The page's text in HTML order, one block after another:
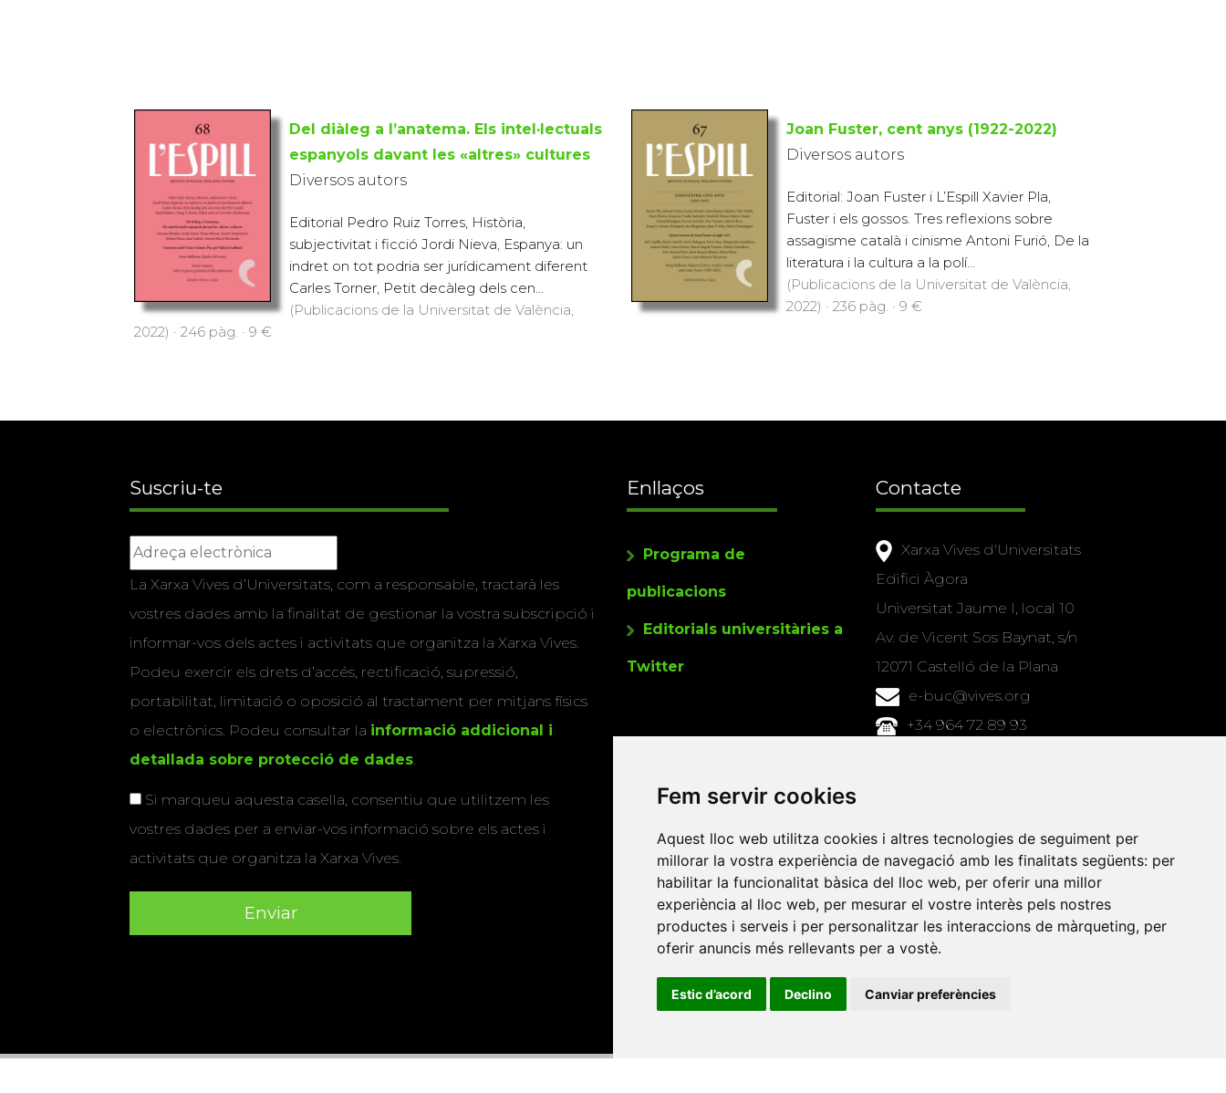
Fem servir cookies
Aquest lloc web utilitza cookies i altres tecnologies de seguiment per
millorar la vostra experiència de navegació amb les finalitats següents: per
habilitar la funcionalitat bàsica del lloc web, per oferir una millor
experiència al lloc web, per mesurar el vostre interès pels nostres
productes i serveis i per personalitzar les interaccions de màrqueting, per
oferir anuncis més rellevants per a vostè.
Estic d’acord Declino Canviar preferències
Del diàleg a l’anatema. Els intel·lectuals
espanyols davant les «altres» cultures
Diversos autors
Editorial Pedro Ruiz Torres, Història,
subjectivitat i ficció Jordi Nieva, Espanya: un
indret on tot podria ser jurídicament diferent
Carles Torner, Petit decàleg dels cen...
(Publicacions de la Universitat de València,
2022) · 246 pàg. · 9 €
Joan Fuster, cent anys (1922-2022)
Diversos autors
Editorial: Joan Fuster i L’Espill Xavier Pla,
Fuster i els gossos. Tres reflexions sobre
assagisme català i cinisme Antoni Furió, De la
literatura i la cultura a la polí...
(Publicacions de la Universitat de València,
2022) · 236 pàg. · 9 €
Suscriu-te
La Xarxa Vives d’Universitats, com a responsable, tractarà les
vostres dades amb la finalitat de gestionar la vostra subscripció i
informar-vos dels actes i activitats que organitza la Xarxa Vives.
Podeu exercir els drets d’accés, rectificació, supressió,
portabilitat, limitació o oposició al tractament per mitjans físics
o electrònics. Podeu consultar la informació addicional i
detallada sobre protecció de dades
Si marqueu aquesta casella, consentiu que utilitzem les
vostres dades per a enviar-vos informació sobre els actes i
activitats que organitza la Xarxa Vives.
Enllaços
Programa de
publicacions
Editorials universitàries a
Twitter
Contacte
Xarxa Vives d'Universitats
Edifici Àgora
Universitat Jaume I, local 10
Av. de Vicent Sos Baynat, s/n
12071 Castelló de la Plana
e-buc@vives.org
+34 964 72 89 93